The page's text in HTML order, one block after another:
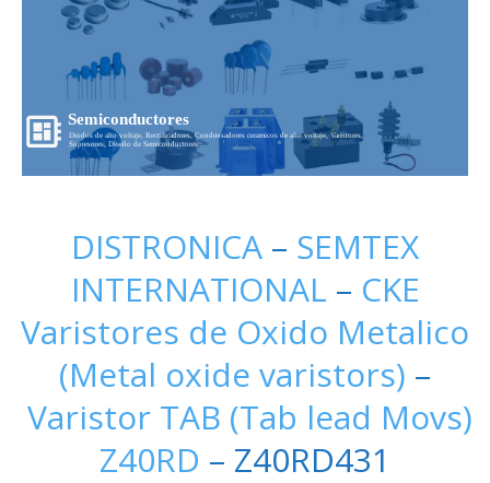
Semiconductores
Diodos de alto voltaje, Rectificadores, Condensadores ceramicos de alto voltaje, Varistores,
Supresores, Diseño de Semiconductores...
DISTRONICA – SEMTEX
INTERNATIONAL – CKE
Varistores de Oxido Metalico
(Metal oxide varistors) –
Varistor TAB (Tab lead Movs)
Z40RD – Z40RD431